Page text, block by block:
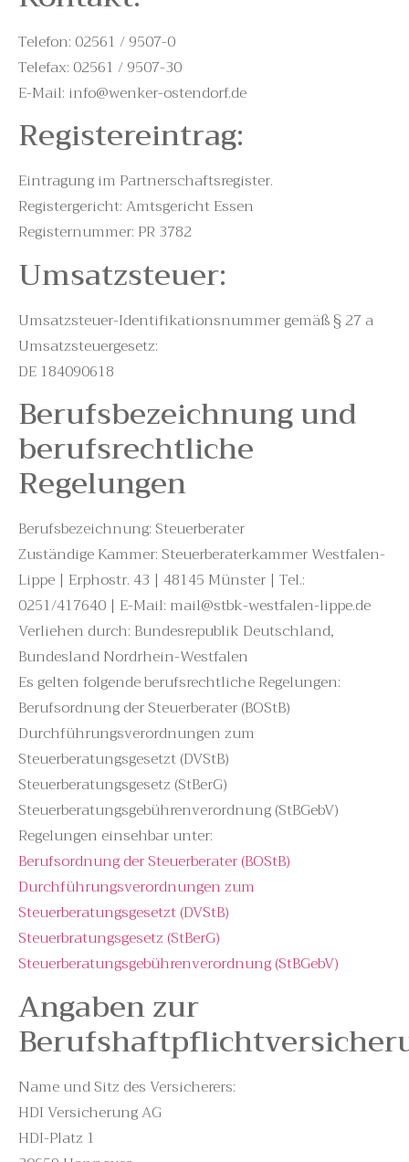
Telefon: 02561 / 9507-0
Telefax: 02561 / 9507-30
E-Mail: info@wenker-ostendorf.de
Registereintrag:
Eintragung im Partnerschaftsregister.
Registergericht: Amtsgericht Essen
Registernummer: PR 3782
Umsatzsteuer:
Umsatzsteuer-Identifikationsnummer gemäß § 27 a
Umsatzsteuergesetz:
DE 184090618
Berufsbezeichnung und
berufsrechtliche
Regelungen
Berufsbezeichnung: Steuerberater
Zuständige Kammer: Steuerberaterkammer Westfalen-
Lippe | Erphostr. 43 | 48145 Münster | Tel.:
0251/417640 | E-Mail: mail@stbk-westfalen-lippe.de
Verliehen durch: Bundesrepublik Deutschland,
Bundesland Nordrhein-Westfalen
Es gelten folgende berufsrechtliche Regelungen:
Berufsordnung der Steuerberater (BOStB)
Durchführungsverordnungen zum
Steuerberatungsgesetzt (DVStB)
Steuerberatungsgesetz (StBerG)
Steuerberatungsgebührenverordnung (StBGebV)
Regelungen einsehbar unter:
Berufsordnung der Steuerberater (BOStB)
Durchführungsverordnungen zum
Steuerberatungsgesetzt (DVStB)
Steuerbratungsgesetz (StBerG)
Steuerberatungsgebührenverordnung (StBGebV)
Angaben zur
Name und Sitz des Versicherers:
HDI Versicherung AG
HDI-Platz 1